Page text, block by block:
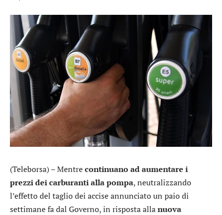
(Teleborsa) – Mentrecontinuano ad aumentare i
prezzi dei carburanti alla pompa, neutralizzando
l’effetto del taglio dei accise annunciato un paio di
settimane fa dal Governo, in risposta allanuova